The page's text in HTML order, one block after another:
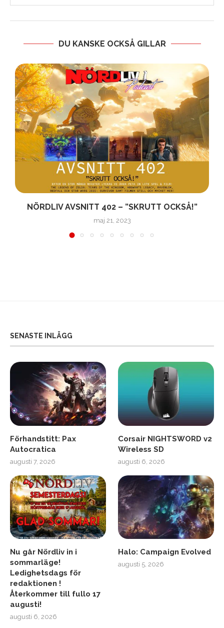
DU KANSKE OCKSÅ GILLAR
NÖRDLIV AVSNITT 402 – ”SKRUTT OCKSÅ!”
maj 21, 2023
SENASTE INLÄGG
Förhandstitt: Pax
Autocratica
augusti 7, 2026
Corsair NIGHTSWORD v2
Wireless SD
augusti 6, 2026
Nu går Nördliv in i
sommarläge!
Ledighetsdags för
redaktionen !
Återkommer till fullo 17
augusti!
augusti 6, 2026
Halo: Campaign Evolved
augusti 5, 2026